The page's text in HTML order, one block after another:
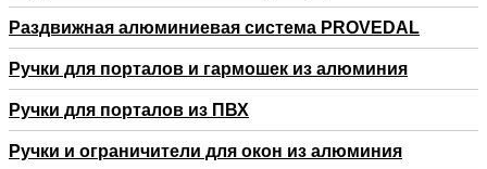
Раздвижная алюминиевая система PROVEDAL
Ручки для порталов и гармошек из алюминия
Ручки для порталов из ПВХ
Ручки и ограничители для окон из алюминия